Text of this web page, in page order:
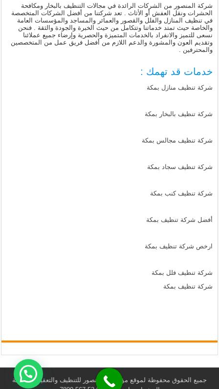
شركة المنصور من الشركات الرائدة في مجالات التنظيف بالبخار ومكافحة
الحشرات ونقل العفش أو الأثاث . تعد شركتنا من أفضل الشركات المتخصصة
في تنظيف المنازل والفلل والقصور والعمائر والمساجد والمؤسسات العامة
والخاصة حيث تمتد خدماتنا وتتكامل من حيث الخبرة والجودة والثقة . فنحن
نسعى للتميز والانفراد بالخدمات المتميزة والحصرية وإرضاء جميع عملائنا
وتقديم العون والمشورة والدعم اللازم من أفضل فريق عمل من المتخصصين
والمحترفين .
خدمات قد تهمك :
شركة تنظيف منازل بمكة
شركة تنظيف بالبخار بمكة
شركة تنظيف مجالس بمكة
شركة تنظيف سجاد بمكة
شركة تنظيف كنب بمكة
أفضل شركة تنظيف بمكة
ارخص شركة تنظيف بمكة
شركة تنظيف فلل بمكة
شركة تنظيف بمكة
جميع الحقوق محفوظة لموقع مؤسسة المنصور للتنظيف والتعقيم ومكافحة